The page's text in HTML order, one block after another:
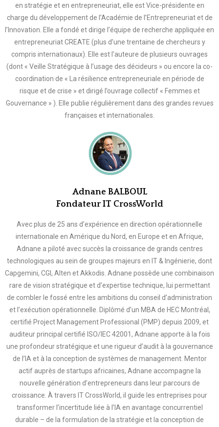
en stratégie et en entrepreneuriat, elle est Vice-présidente en
charge du développement de l’Académie de l’Entrepreneuriat et de
l’Innovation. Elle a fondé et dirige l’équipe de recherche appliquée en
entrepreneuriat CREATE (plus d’une trentaine de chercheurs y
compris internationaux). Elle est l'auteure de plusieurs ouvrages
(dont « Veille Stratégique à l’usage des décideurs » ou encore la co-
coordination de « La résilience entrepreneuriale en période de
risque et de crise » et dirigé l’ouvrage collectif « Femmes et
Gouvernance » ). Elle publie régulièrement dans des grandes revues
françaises et internationales.
Adnane BALBOUL
Fondateur IT CrossWorld
Avec plus de 25 ans d’expérience en direction opérationnelle
internationale en Amérique du Nord, en Europe et en Afrique,
Adnane a piloté avec succès la croissance de grands centres
technologiques au sein de groupes majeurs en IT & Ingénierie, dont
Capgemini, CGI, Alten et Akkodis. Adnane possède une combinaison
rare de vision stratégique et d’expertise technique, lui permettant
de combler le fossé entre les ambitions du conseil d’administration
et l’exécution opérationnelle. Diplômé d’un MBA de HEC Montréal,
certifié Project Management Professional (PMP) depuis 2009, et
auditeur principal certifié ISO/IEC 42001, Adnane apporte à la fois
une profondeur stratégique et une rigueur d’audit à la gouvernance
de l’IA et à la conception de systèmes de management. Mentor
actif auprès de startups africaines, Adnane accompagne la
nouvelle génération d’entrepreneurs dans leur parcours de
croissance. À travers IT CrossWorld, il guide les entreprises pour
transformer l’incertitude liée à l’IA en avantage concurrentiel
durable – de la formulation de la stratégie et la conception de